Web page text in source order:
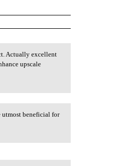
Actually excellent
upscale
utmost beneficial for